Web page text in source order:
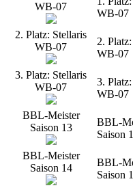
WB-07
WB-07
2. Platz: Stellaris
WB-07
2.
WB-07
3. Platz: Stellaris
WB-07
3.
WB-07
BBL-Meister
Saison 13
BBL-
Saison
BBL-Meister
Saison 14
BBL-
Saison